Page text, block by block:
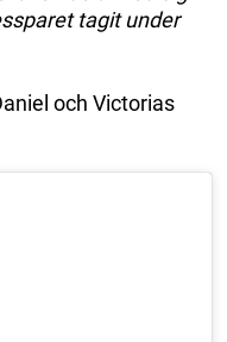
tagit under
och Victorias